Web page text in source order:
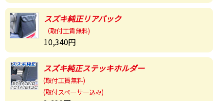
スズキ純正リアバック
（取付工賃無料)
10,340円
スズキ純正ステッキホルダー
(取付工賃無料)
(取付スペーサー込み)